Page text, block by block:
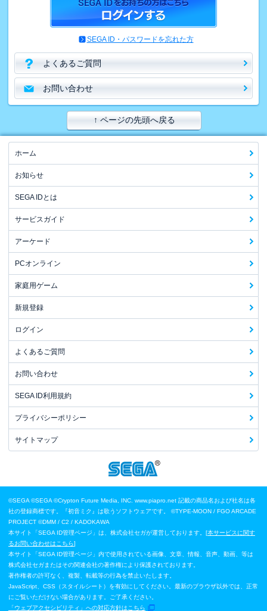
SEGA ID・パスワードを忘れた方
よくあるご質問
お問い合わせ
↑ ページの先頭へ戻る
ホーム
お知らせ
SEGA IDとは
サービスガイド
アーケード
PCオンライン
家庭用ゲーム
新規登録
ログイン
よくあるご質問
お問い合わせ
SEGA ID利用規約
プライバシーポリシー
サイトマップ
©SEGA ©SEGA ©Crypton Future Media, INC. www.piapro.net 記載の商品名および社名は各
社の登録商標です。『初音ミク』は歌うソフトウェアです。
©TYPE-MOON / FGO ARCADE
PROJECT ©DMM / C2 / KADOKAWA
本サイト「SEGA ID管理ページ」は、株式会社セガが運営しております。[本サービスに関す
るお問い合わせはこちら]
本サイト「SEGA ID管理ページ」内で使用されている画像、文章、情報、音声、動画、等は
株式会社セガまたはその関連会社の著作権により保護されております。
著作権者の許可なく、複製、転載等の行為を禁止いたします。
JavaScript、CSS（スタイルシート）を有効にしてください。最新のブラウザ以外では、正常
にご覧いただけない場合があります。ご了承ください。
「ウェブアクセシビリティ」への対応方針はこちら